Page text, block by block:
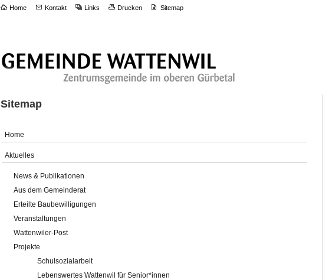
Home Kontakt Links Drucken Sitemap
Sitemap
Home
Aktuelles
News & Publikationen
Aus dem Gemeinderat
Erteilte Baubewilligungen
Veranstaltungen
Wattenwiler-Post
Projekte
Schulsozialarbeit
Lebenswertes Wattenwil für Senior*innen